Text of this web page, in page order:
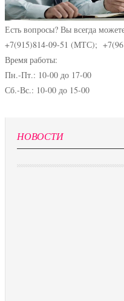
Есть вопросы? Вы всегда
+7(915)814-09-51 (МТС);
Время работы:
Пн.-Пт.: 10-00 до 17-00
Сб.-Вс.: 10-00 до 15-00
НОВОСТИ